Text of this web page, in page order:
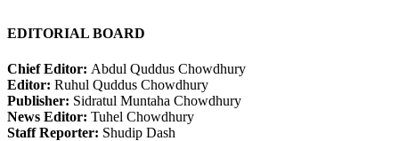
EDITORIAL BOARD
Chief Editor: Abdul Quddus Chowdhury
Editor: Ruhul Quddus Chowdhury
Publisher: Sidratul Muntaha Chowdhury
News Editor: Tuhel Chowdhury
Staff Reporter: Shudip Dash